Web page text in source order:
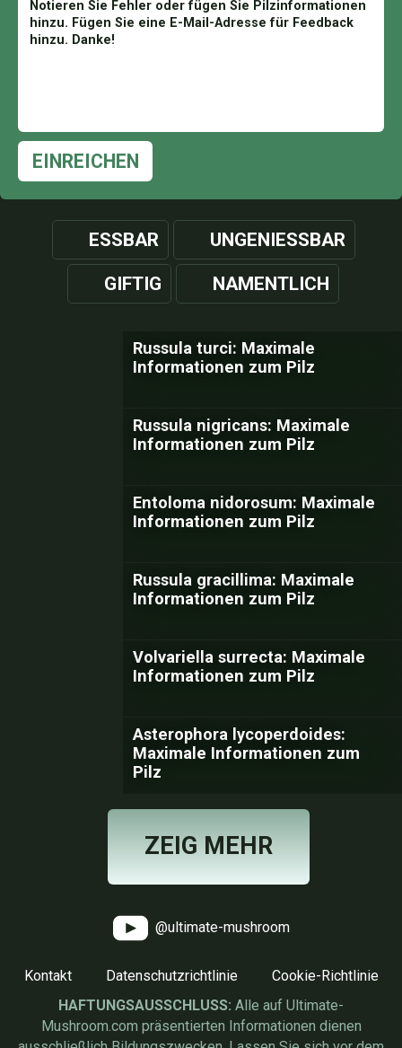
EINREICHEN
ESSBAR UNGENIESSBAR
GIFTIG NAMENTLICH
Russula turci: Maximale
Informationen zum Pilz
Russula nigricans: Maximale
Informationen zum Pilz
Entoloma nidorosum: Maximale
Informationen zum Pilz
Russula gracillima: Maximale
Informationen zum Pilz
Volvariella surrecta: Maximale
Informationen zum Pilz
Asterophora lycoperdoides:
Maximale Informationen zum
Pilz
ZEIG MEHR
@ultimate-mushroom
Kontakt Datenschutzrichtlinie
Cookie-Richtlinie
HAFTUNGSAUSSCHLUSS: Alle auf Ultimate-
Mushroom.com präsentierten Informationen dienen